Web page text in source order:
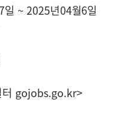
~ 2025년04월6일
gojobs.go.kr>